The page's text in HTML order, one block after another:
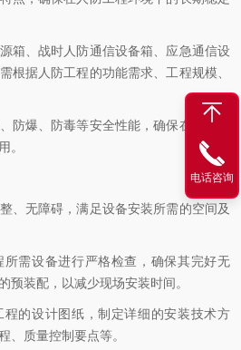
箱、战时人防通信设备箱、应急通信设
根据人防工程的功能需求、工程规模、
防爆、防毒等安全性能，确保在紧急情
。
、无障碍，满足设备安装所需的空间及
需设备进行严格检查，确保其完好无
预装配，以减少现场安装时间。
的设计图纸，制定详细的安装技术方
、质量控制要点等。
电话咨询